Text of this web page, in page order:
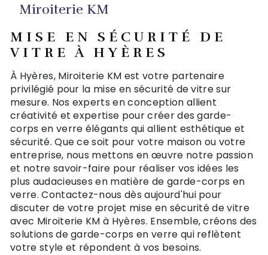
Miroiterie KM
MISE EN SÉCURITÉ DE
VITRE À HYÈRES
À Hyères, Miroiterie KM est votre partenaire
privilégié pour la mise en sécurité de vitre sur
mesure. Nos experts en conception allient
créativité et expertise pour créer des garde-
corps en verre élégants qui allient esthétique et
sécurité. Que ce soit pour votre maison ou votre
entreprise, nous mettons en œuvre notre passion
et notre savoir-faire pour réaliser vos idées les
plus audacieuses en matière de garde-corps en
verre. Contactez-nous dès aujourd'hui pour
discuter de votre projet mise en sécurité de vitre
avec Miroiterie KM à Hyères. Ensemble, créons des
solutions de garde-corps en verre qui reflètent
votre style et répondent à vos besoins.